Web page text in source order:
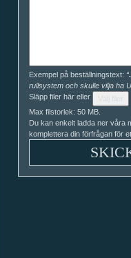
Exempel på beställningstext:
rullsystem och skulle vilja ha
Släpp filer här eller
Max filstorlek: 50 MB.
Du kan enkelt ladda ner våra
komplettera din förfrågan för